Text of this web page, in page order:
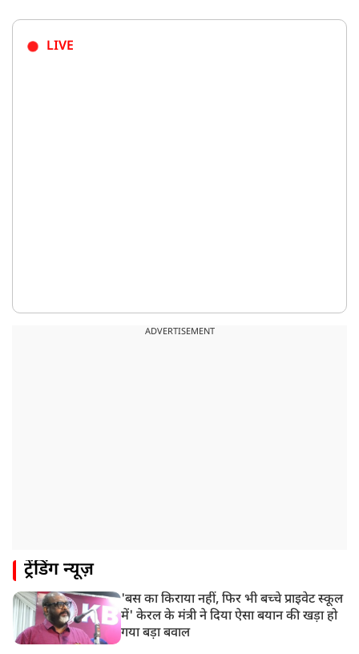
LIVE
ADVERTISEMENT
ट्रेंडिंग न्यूज़
'बस का किराया नहीं, फिर भी बच्चे प्राइवेट स्कूल
में' केरल के मंत्री ने दिया ऐसा बयान की खड़ा हो
गया बड़ा बवाल